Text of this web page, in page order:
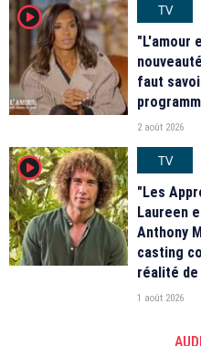
player2
TV
"L'amour
faut
2 août 2026
player2
TV
"Les
Laureen
Anthony
casting
réalité de
1 août 2026